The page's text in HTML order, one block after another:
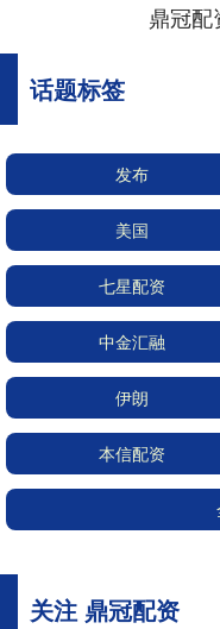
鼎冠
话题标签
发布
美国
七星配资
中金汇融
伊朗
本信配资
关注 鼎冠配资